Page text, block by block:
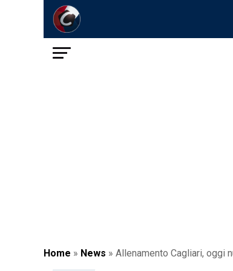
Home » News » Allenamento Cagliari, oggi